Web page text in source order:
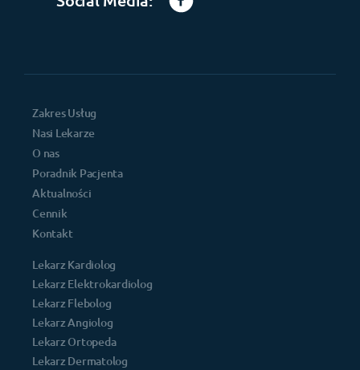
Zakres Usług
Nasi Lekarze
O nas
Poradnik Pacjenta
Aktualności
Cennik
Kontakt
Lekarz Kardiolog
Lekarz Elektrokardiolog
Lekarz Flebolog
Lekarz Angiolog
Lekarz Ortopeda
Lekarz Dermatolog